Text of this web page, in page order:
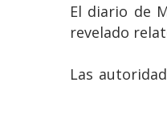
El diario de
revelado
Las